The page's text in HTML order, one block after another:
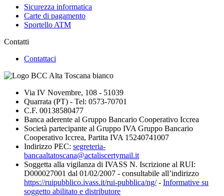
Sicurezza informatica
Carte di pagamento
Sportello ATM
Contatti
Contattaci
Via IV Novembre, 108 - 51039
Quarrata (PT) - Tel: 0573-70701
C.F. 00138580477
Banca aderente al Gruppo Bancario Cooperativo Iccrea
Società partecipante al Gruppo IVA Gruppo Bancario
Cooperativo Iccrea, Partita IVA 15240741007
Indirizzo PEC: segreteria-
bancaaltatoscana@actaliscertymail.it
Soggetta alla vigilanza di IVASS N. Iscrizione al RUI:
D000027001 dal 01/02/2007 - consultabile all’indirizzo
https://ruipubblico.ivass.it/rui-pubblica/ng/- Informative su
soggetto abilitato e distributore